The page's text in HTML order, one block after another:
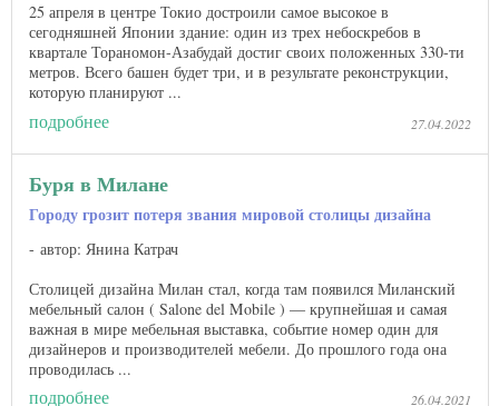
25 апреля в центре Токио достроили самое высокое в
сегодняшней Японии здание: один из трех небоскребов в
квартале Тораномон-Азабудай достиг своих положенных 330-ти
метров. Всего башен будет три, и в результате реконструкции,
которую планируют ...
подробнее 27.04.2022
Буря в Милане
Городу грозит потеря звания мировой столицы дизайна
автор: Янина Катрач
Столицей дизайна Милан стал, когда там появился Миланский
мебельный салон ( Salone del Mobile ) — крупнейшая и самая
важная в мире мебельная выставка, событие номер один для
дизайнеров и производителей мебели. До прошлого года она
проводилась ...
подробнее 26.04.2021